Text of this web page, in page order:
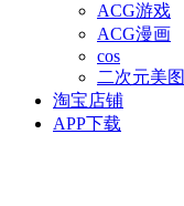
ACG游戏
ACG漫画
cos
二次元美图
淘宝店铺
APP下载